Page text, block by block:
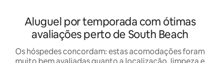
Aluguel por temporada com ótimas
avaliações perto de South Beach
Os hóspedes concordam: estas acomodações foram